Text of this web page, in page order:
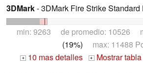
3DMark- 3DMark Fire Strike Standard
min: 9263 de promedio: 10526
(19%) max: 11488
+ 10 mas detalles + Mostrar